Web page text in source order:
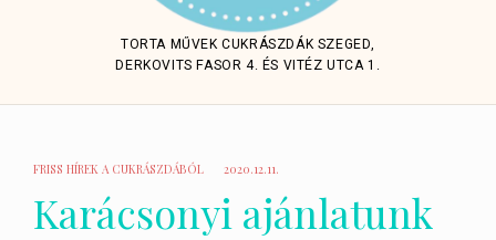
TORTA MŰVEK CUKRÁSZDÁK SZEGED,
DERKOVITS FASOR 4. ÉS VITÉZ UTCA 1.
FRISS HÍREK A CUKRÁSZDÁBÓL 2020.12.11.
Karácsonyi ajánlatunk